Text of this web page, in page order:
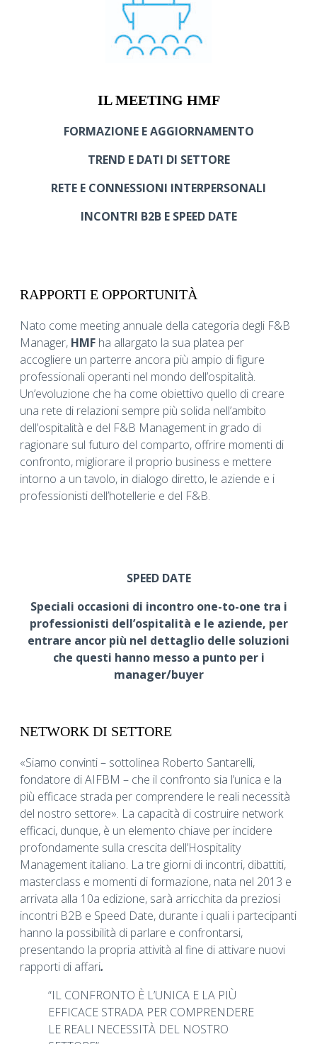
IL MEETING HMF
FORMAZIONE E AGGIORNAMENTO
TREND E DATI DI SETTORE
RETE E CONNESSIONI INTERPERSONALI
INCONTRI B2B E SPEED DATE
RAPPORTI E OPPORTUNITÀ
Nato come meeting annuale della categoria degli F&B
Manager, HMF ha allargato la sua platea per
accogliere un parterre ancora più ampio di figure
professionali operanti nel mondo dell’ospitalità.
Un’evoluzione che ha come obiettivo quello di creare
una rete di relazioni sempre più solida nell’ambito
dell’ospitalità e del F&B Management in grado di
ragionare sul futuro del comparto, offrire momenti di
confronto, migliorare il proprio business e mettere
intorno a un tavolo, in dialogo diretto, le aziende e i
professionisti dell’hotellerie e del F&B.
SPEED DATE
Speciali occasioni di incontro one-to-one tra i
professionisti dell’ospitalità e le aziende, per
entrare ancor più nel dettaglio delle soluzioni
che questi hanno messo a punto per i
manager/buyer
NETWORK DI SETTORE
«Siamo convinti – sottolinea Roberto Santarelli,
fondatore di AIFBM – che il confronto sia l’unica e la
più efficace strada per comprendere le reali necessità
del nostro settore». La capacità di costruire network
efficaci, dunque, è un elemento chiave per incidere
profondamente sulla crescita dell’Hospitality
Management italiano. La tre giorni di incontri, dibattiti,
masterclass e momenti di formazione, nata nel 2013 e
arrivata alla 10a edizione, sarà arricchita da preziosi
incontri B2B e Speed Date, durante i quali i partecipanti
hanno la possibilità di parlare e confrontarsi,
presentando la propria attività al fine di attivare nuovi
rapporti di affari.
“IL CONFRONTO È L’UNICA E LA PIÙ
EFFICACE STRADA PER COMPRENDERE
LE REALI NECESSITÀ DEL NOSTRO